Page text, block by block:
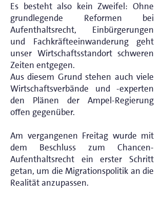
Es besteht also kein Zweifel: Ohne
grundlegende Reformen bei
Aufenthaltsrecht, Einbürgerungen
und Fachkräfteeinwanderung geht
unser Wirtschaftsstandort schweren
Zeiten entgegen.
Aus diesem Grund stehen auch viele
Wirtschaftsverbände und -experten
den Plänen der Ampel-Regierung
offen gegenüber.
Am vergangenen Freitag wurde mit
dem Beschluss zum Chancen-
Aufenthaltsrecht ein erster Schritt
getan, um die Migrationspolitik an die
Realität anzupassen.